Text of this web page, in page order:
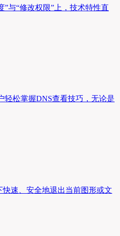
与“修改权限”上，技术特性直
轻松掌握DNS查看技巧，无论是
速、安全地退出当前图形或文